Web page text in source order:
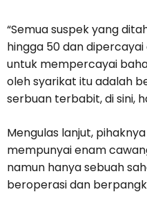
“Semua suspek yang
hingga 50 dan
untuk mempercayai
oleh syarikat itu adalah
serbuan terbabit, di sini,
Mengulas lanjut,
mempunyai enam
namun hanya sebuah
beroperasi dan